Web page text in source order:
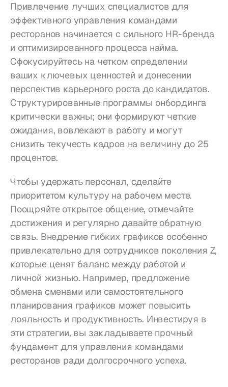
Привлечение лучших специалистов для
эффективного управления командами
ресторанов начинается с сильного HR-бренда
и оптимизированного процесса найма.
Сфокусируйтесь на четком определении
ваших ключевых ценностей и донесении
перспектив карьерного роста до кандидатов.
Структурированные программы онбординга
критически важны; они формируют четкие
ожидания, вовлекают в работу и могут
снизить текучесть кадров на величину до 25
процентов.
Чтобы удержать персонал, сделайте
приоритетом культуру на рабочем месте.
Поощряйте открытое общение, отмечайте
достижения и регулярно давайте обратную
связь. Внедрение гибких графиков особенно
привлекательно для сотрудников поколения Z,
которые ценят баланс между работой и
личной жизнью. Например, предложение
обмена сменами или самостоятельного
планирования графиков может повысить
лояльность и продуктивность. Инвестируя в
эти стратегии, вы закладываете прочный
фундамент для управления командами
ресторанов ради долгосрочного успеха.